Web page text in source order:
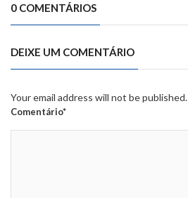
0 COMENTÁRIOS
DEIXE UM COMENTÁRIO
Your email address will not be published.
Comentário*